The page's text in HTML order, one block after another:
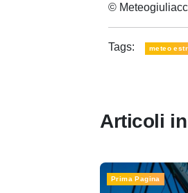
©
Tags: meteo
Articoli in
Prima Pagina